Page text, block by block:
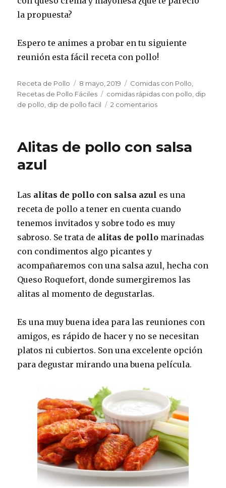
la propuesta?
Espero te animes a probar en tu siguiente
reunión esta fácil receta con pollo!
Autor
Receta de Pollo
Publicado
el
8 mayo, 2019 Categorías
Comidas con Pollo
Recetas de Pollo Fáciles
Etiquetas
comidas rápidas con pollo dip
de pollo dip de pollo facil 2 comentariosen
con
Alitas de pollo con salsa
azul
Las alitas de pollo con salsa azul es una
receta de pollo a tener en cuenta cuando
tenemos invitados y sobre todo es muy
sabroso. Se trata de alitas de pollo marinadas
con condimentos algo picantes y
acompañaremos con una salsa azul, hecha con
Queso Roquefort, donde sumergiremos las
alitas al momento de degustarlas.
Es una muy buena idea para las reuniones con
amigos, es rápido de hacer y no se necesitan
platos ni cubiertos. Son una excelente opción
para degustar mirando una buena película.